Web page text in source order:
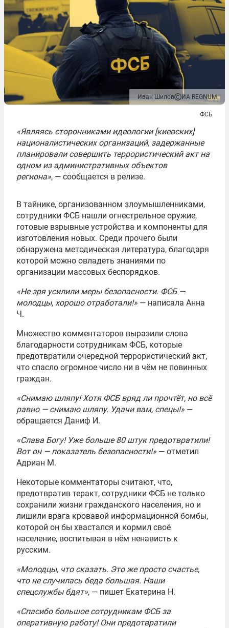
Иван Шилов ИА REGNUM
ФСБ
«Являясь сторонниками идеологии [киевских]
националистических организаций, задержанные
планировали совершить террористический акт на
одном из административных объектов
региона», — сообщается в релизе.
В тайнике, организованном злоумышленниками,
сотрудники ФСБ нашли огнестрельное оружие,
готовые взрывные устройства и компоненты для
изготовления новых. Среди прочего были
обнаружена методическая литература, благодаря
которой можно овладеть знаниями по
организации массовых беспорядков.
«Не зря усилили меры безопасности. ФСБ —
молодцы, хорошо отработали!» — написала Анна
Ч.
Множество комментаторов выразили слова
благодарности сотрудникам ФСБ, которые
предотвратили очередной террористический акт,
что спасло огромное число ни в чём не повинных
граждан.
«Снимаю шляпу! Хотя ФСБ вряд ли прочтёт, но всё
равно — снимаю шляпу. Удачи вам, спецы!» —
обращается Даниф И.
«Слава Богу! Уже больше 80 штук предотвратили!
Вот он — показатель безопасности!» — отметил
Адриан М.
Некоторые комментаторы считают, что,
предотвратив теракт, сотрудники ФСБ не только
сохранили жизни гражданского населения, но и
лишили врага кровавой информационной бомбы,
которой он бы хвастался и кормил своё
население, воспитывая в нём ненависть к
русским.
«Молодцы, что сказать. Это же просто счастье,
что не случилась беда большая. Наши
спецслужбы бдят», — пишет Екатерина Н.
«Спасибо большое сотрудникам ФСБ за
оперативную работу! Они предотвратили